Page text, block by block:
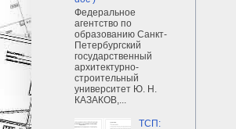
Федеральное
агентство по
образованию Санкт-
Петербургский
государственный
архитектурно-
строительный
университет Ю. Н.
КАЗАКОВ,...
ТСП: